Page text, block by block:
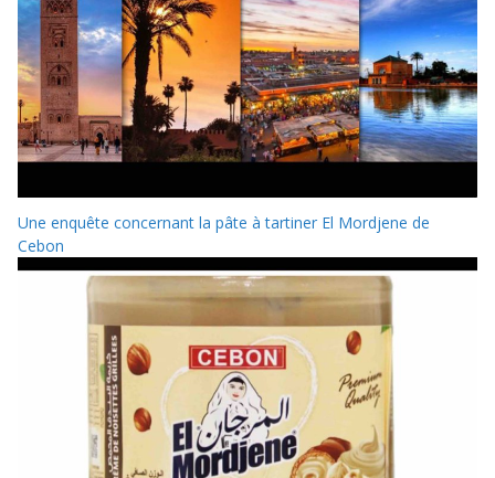
Une enquête concernant la pâte à tartiner El Mordjene de
Cebon